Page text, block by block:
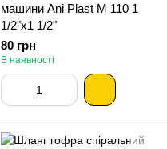
машини Ani Plast М 110 1
1/2"х1 1/2"
80 грн
В наявності